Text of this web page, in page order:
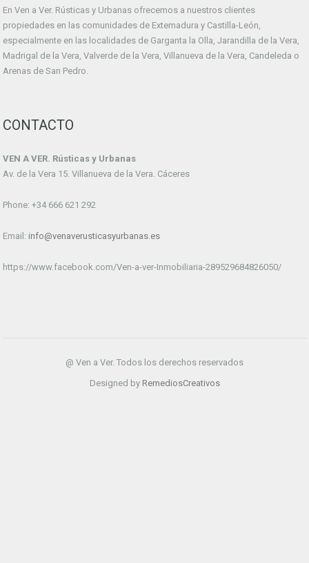
En Ven a Ver. Rústicas y Urbanas ofrecemos a nuestros clientes
propiedades en las comunidades de Extemadura y Castilla-León,
especialmente en las localidades de Garganta la Olla, Jarandilla de la Vera,
Madrigal de la Vera, Valverde de la Vera, Villanueva de la Vera, Candeleda o
Arenas de San Pedro.
CONTACTO
VEN A VER. Rústicas y Urbanas
Av. de la Vera 15. Villanueva de la Vera. Cáceres
Phone: +34 666 621 292
Email: info@venaverusticasyurbanas.es
https://www.facebook.com/Ven-a-ver-Inmobiliaria-289529684826050/
@ Ven a Ver. Todos los derechos reservados
Designed by RemediosCreativos